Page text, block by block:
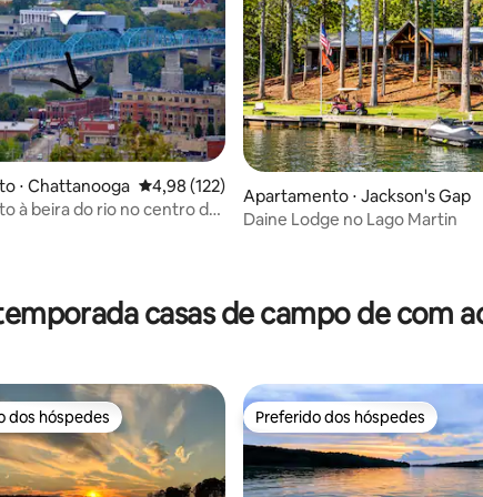
de 5, 204 avaliações
⋅ Chattanooga 4,98 de uma avaliação média de 5, 122
4,98 (122)
à beira do rio no centro da
Apartamento ⋅ Jackson's Gap
Daine Lodge no Lago Martin
casas de campo de com
preferidos dos hóspedes
dos hóspedes Preferido dos hóspedes
Preferido dos hóspedes